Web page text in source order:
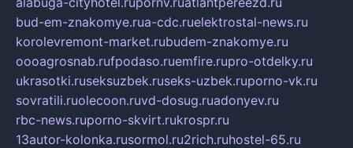
bud-em-znakomye.rua-cdc.ruelektrostal-news.ru
korolevremont-market.rubudem-znakomye.ru
oooagrosnab.rufpodaso.ruemfire.rupro-otdelky.ru
ukrasotki.ruseksuzbek.ruseks-uzbek.ruporno-vk.ru
sovratili.ruolecoon.ruvd-dosug.ruadonyev.ru
rbc-news.ruporno-skvirt.rukrospr.ru
13autor-kolonka.rusormol.ru2rich.ruhostel-65.ru